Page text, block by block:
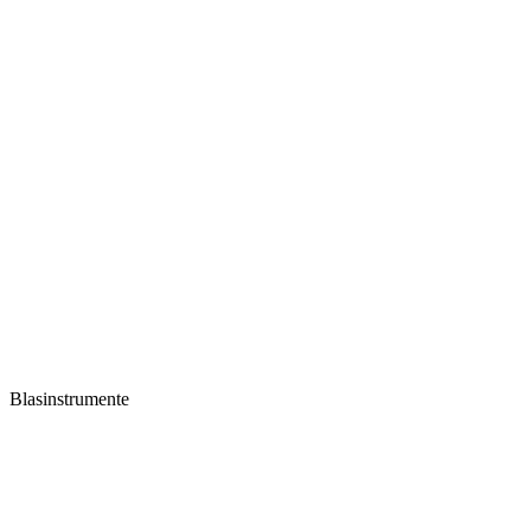
Blasinstrumente